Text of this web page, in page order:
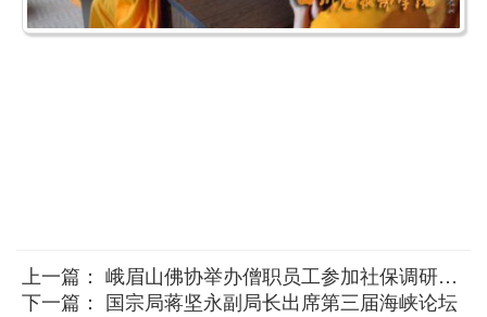
上一篇： 峨眉山佛协举办僧职员工参加社保调研座谈会
下一篇： 国宗局蒋坚永副局长出席第三届海峡论坛